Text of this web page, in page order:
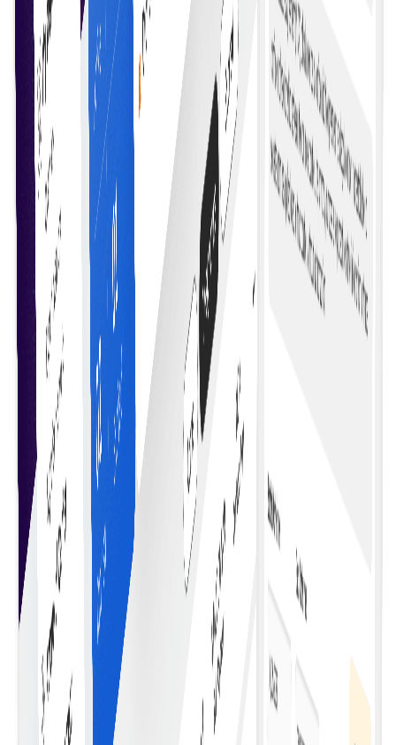
خریداری شروع کریں
ریئل ٹائم اپڈیٹس
جب معاہدے کی شرائط پوری ہوں یا کارروائیاں متحرک ہوں تو ریئل
ٹائم اپڈیٹس اور نوٹیفکیشنز حاصل کریں۔
لچکدار اور پروگرام ایبل سمارٹ کنٹریکٹ ٹیمپلیٹس سے
مخصوص ضروریات کے مطابق شرائط بنائیں۔
لاگت میں بچت
عمل کو خودکار اور ثالث ختم کر کے معاہدہ مینجمنٹ کی لاگت کم